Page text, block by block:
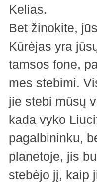
Kelias.
Bet žinokite,
Kūrėjas yra
tamsos fone,
mes stebimi.
jie stebi mūsų
kada vyko
pagalbininku,
planetoje, jis
stebėjo jį, kaip